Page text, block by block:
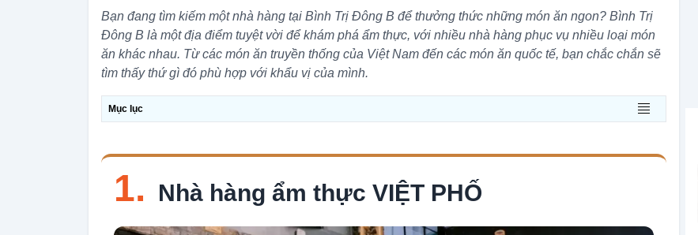
Bạn đang tìm kiếm một nhà hàng tại Bình Trị Đông B để thưởng thức những món ăn ngon? Bình Trị
Đông B là một địa điểm tuyệt vời để khám phá ẩm thực, với nhiều nhà hàng phục vụ nhiều loại món
ăn khác nhau. Từ các món ăn truyền thống của Việt Nam đến các món ăn quốc tế, bạn chắc chắn sẽ
tìm thấy thứ gì đó phù hợp với khẩu vị của mình.
Mục lục
1. Nhà hàng ẩm thực VIỆT PHỐ